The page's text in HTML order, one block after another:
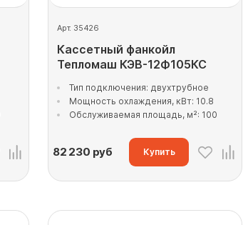
Арт. 35426
Кассетный фанкойл
Тепломаш КЭВ-12Ф105КС
Тип подключения: двухтрубное
Мощность охлаждения, кВт: 10.8
Обслуживаемая площадь, м²: 100
82 230 руб Купить